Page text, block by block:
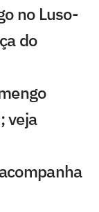
no Luso-
do
veja